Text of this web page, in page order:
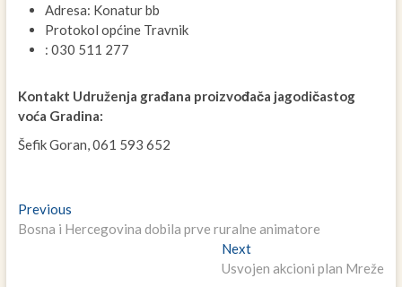
Adresa: Konatur bb
Protokol općine Travnik
: 030 511 277
Kontakt Udruženja građana proizvođača jagodičastog
voća Gradina:
Šefik Goran, 061 593 652
Navigacija
članaka
PreviousPrevious
post:
Bosna i Hercegovina dobila prve ruralne animatore
NextNext
post:
Usvojen akcioni plan Mreže